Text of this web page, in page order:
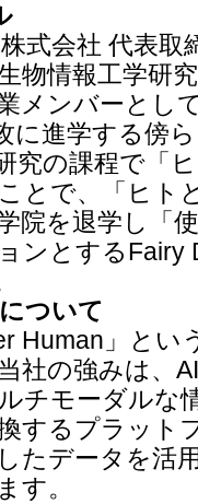
式会社 代表取
物情報工学研
メンバーとし
に進学する傍
究の課程で「
とで、「ヒト
院を退学し「
ンとするFairy
ついて
Human」と
社の強みは、
チモーダルな
するプラット
たデータを活
す。